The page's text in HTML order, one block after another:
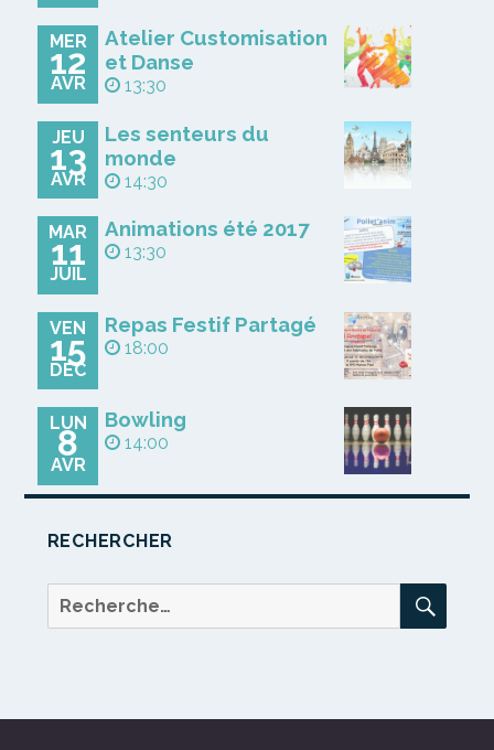
MER
12
AVR
Atelier Customisation
et Danse
13:30
JEU
13
AVR
Les senteurs du
monde
14:30
MAR
11
JUIL
Animations été 2017
13:30
VEN
15
DÉC
Repas Festif Partagé
18:00
LUN
8
AVR
Bowling
14:00
RECHERCHER
Recherche